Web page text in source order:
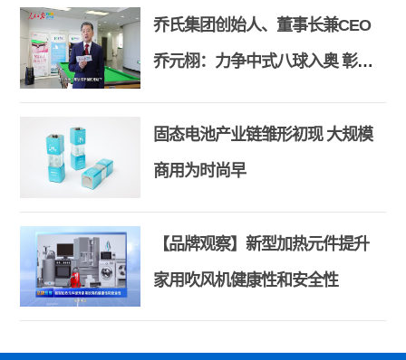
乔氏集团创始人、董事长兼CEO
乔元栩：力争中式八球入奥 彰显
和合共生精神
固态电池产业链雏形初现 大规模
商用为时尚早
【品牌观察】新型加热元件提升
家用吹风机健康性和安全性